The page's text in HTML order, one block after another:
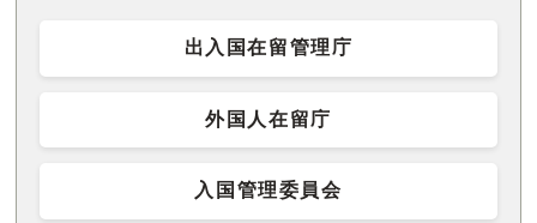
出入国在留管理庁
外国人在留庁
入国管理委員会